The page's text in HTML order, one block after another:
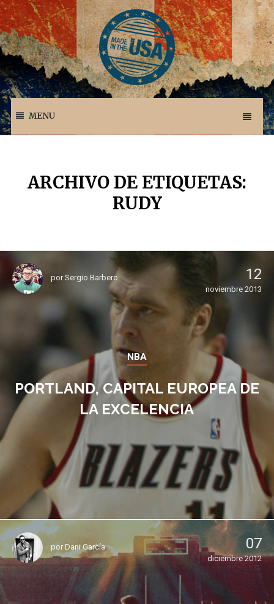
MENU
ARCHIVO DE ETIQUETAS:
RUDY
porSergio Barbero 12
noviembre 2013
NBA
PORTLAND, CAPITAL EUROPEA DE
LA EXCELENCIA
por Dani García 07
diciembre 2012